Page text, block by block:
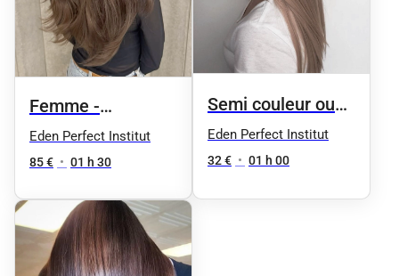
Femme -
Balayage ou
mèche+
brushing cheveux
courts + patine
Eden Perfect Institut
85 € • 01 h 30
Semi couleur ou
shampoing
colorant
Eden Perfect Institut
32 € • 01 h 00